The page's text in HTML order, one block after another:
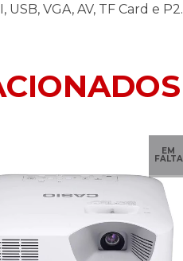
USB, VGA, AV, TF Card e P2.
EM
FALTA